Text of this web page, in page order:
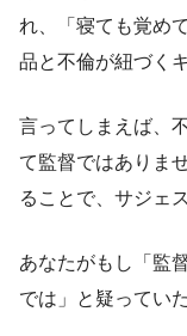
れ、「寝ても覚め
品と不倫が紐づく
言ってしまえば、
て監督ではありま
ることで、サジェ
あなたがもし「監
では」と疑ってい